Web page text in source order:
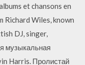
et chansons en
Richard Wiles, known
DJ, singer,
музыкальная
Harris. Пролистай